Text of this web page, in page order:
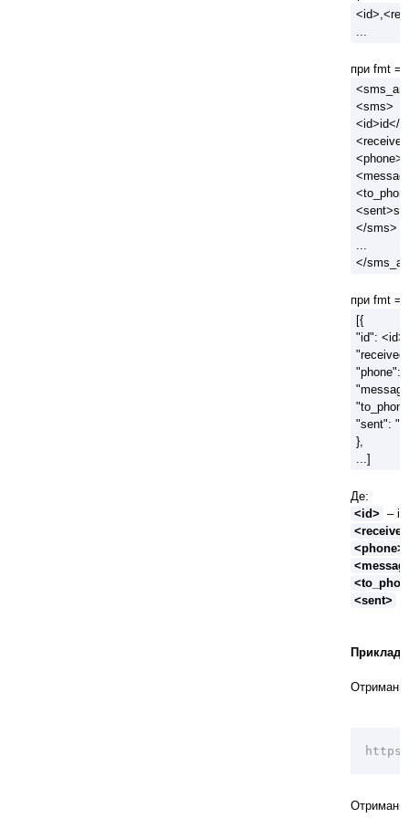
...
при fmt =
<sms>
<id>id</
</sms>
...
</
при fmt =
[{
"id": <id>,
"phone":
"sent":
},
...]
Де:
<id> –
<phone>
<sent>